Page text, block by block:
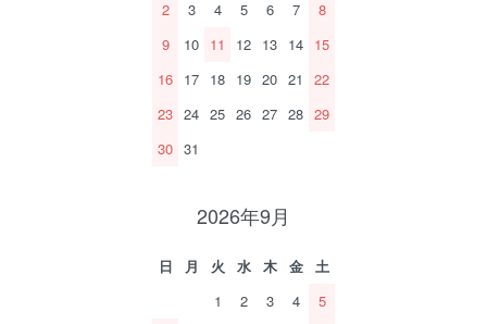
2
3 4 5 6 7
8
9
10 11 12 13 14 15
16 17 18 19 20 21
22
23 24 25 26 27 28 29
30 31
2026年9月
日 月 火 水 木 金
土
1
2 3 4
5